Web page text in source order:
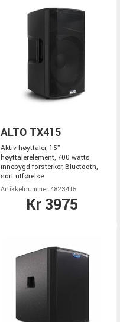
ALTO TX415
Aktiv høyttaler, 15"
høyttalerelement, 700 watts
innebygd forsterker, Bluetooth,
sort utførelse
Artikkelnummer 4823415
Kr 3975